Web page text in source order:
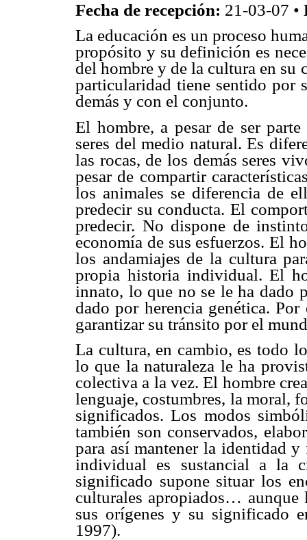
Fecha de recepción: 21-03-07 •
La educación es un proceso
propósito y su definición es
del hombre y de la cultura en su
particularidad tiene sentido por
demás y con el conjunto.
El hombre, a pesar de ser
seres del medio natural. Es
las rocas, de los demás seres
pesar de compartir
los animales se diferencia de
predecir su conducta. El
predecir. No dispone de
economía de sus esfuerzos. El
los andamiajes de la cultura
propia historia individual. El
innato, lo que no se le ha dado
dado por herencia genética.
garantizar su tránsito por el
La cultura, en cambio, es todo
lo que la naturaleza le ha
colectiva a la vez. El hombre
lenguaje, costumbres, la moral,
significados. Los modos
también son conservados,
para así mantener la identidad
individual es sustancial a la
significado supone situar los
culturales apropiados… aunque
sus orígenes y su significado
1997).